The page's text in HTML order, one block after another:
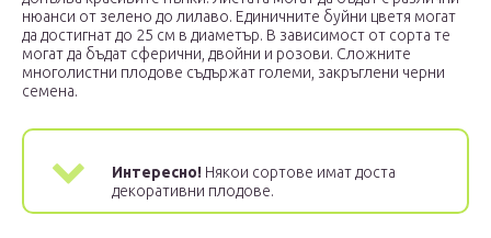
нюанси от зелено до лилаво. Единичните буйни цветя могат
да достигнат до 25 см в диаметър. В зависимост от сорта те
могат да бъдат сферични, двойни и розови. Сложните
многолистни плодове съдържат големи, закръглени черни
семена.
Интересно! Някои сортове имат доста
декоративни плодове.